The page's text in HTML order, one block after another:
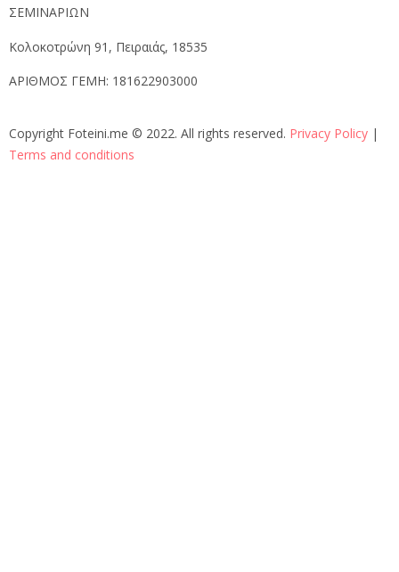
ΣΕΜΙΝΑΡΙΩΝ
Κολοκοτρώνη 91, Πειραιάς, 18535
ΑΡΙΘΜΟΣ ΓΕΜΗ: 181622903000
Copyright Foteini.me © 2022. All rights reserved. Privacy Policy |
Terms and conditions